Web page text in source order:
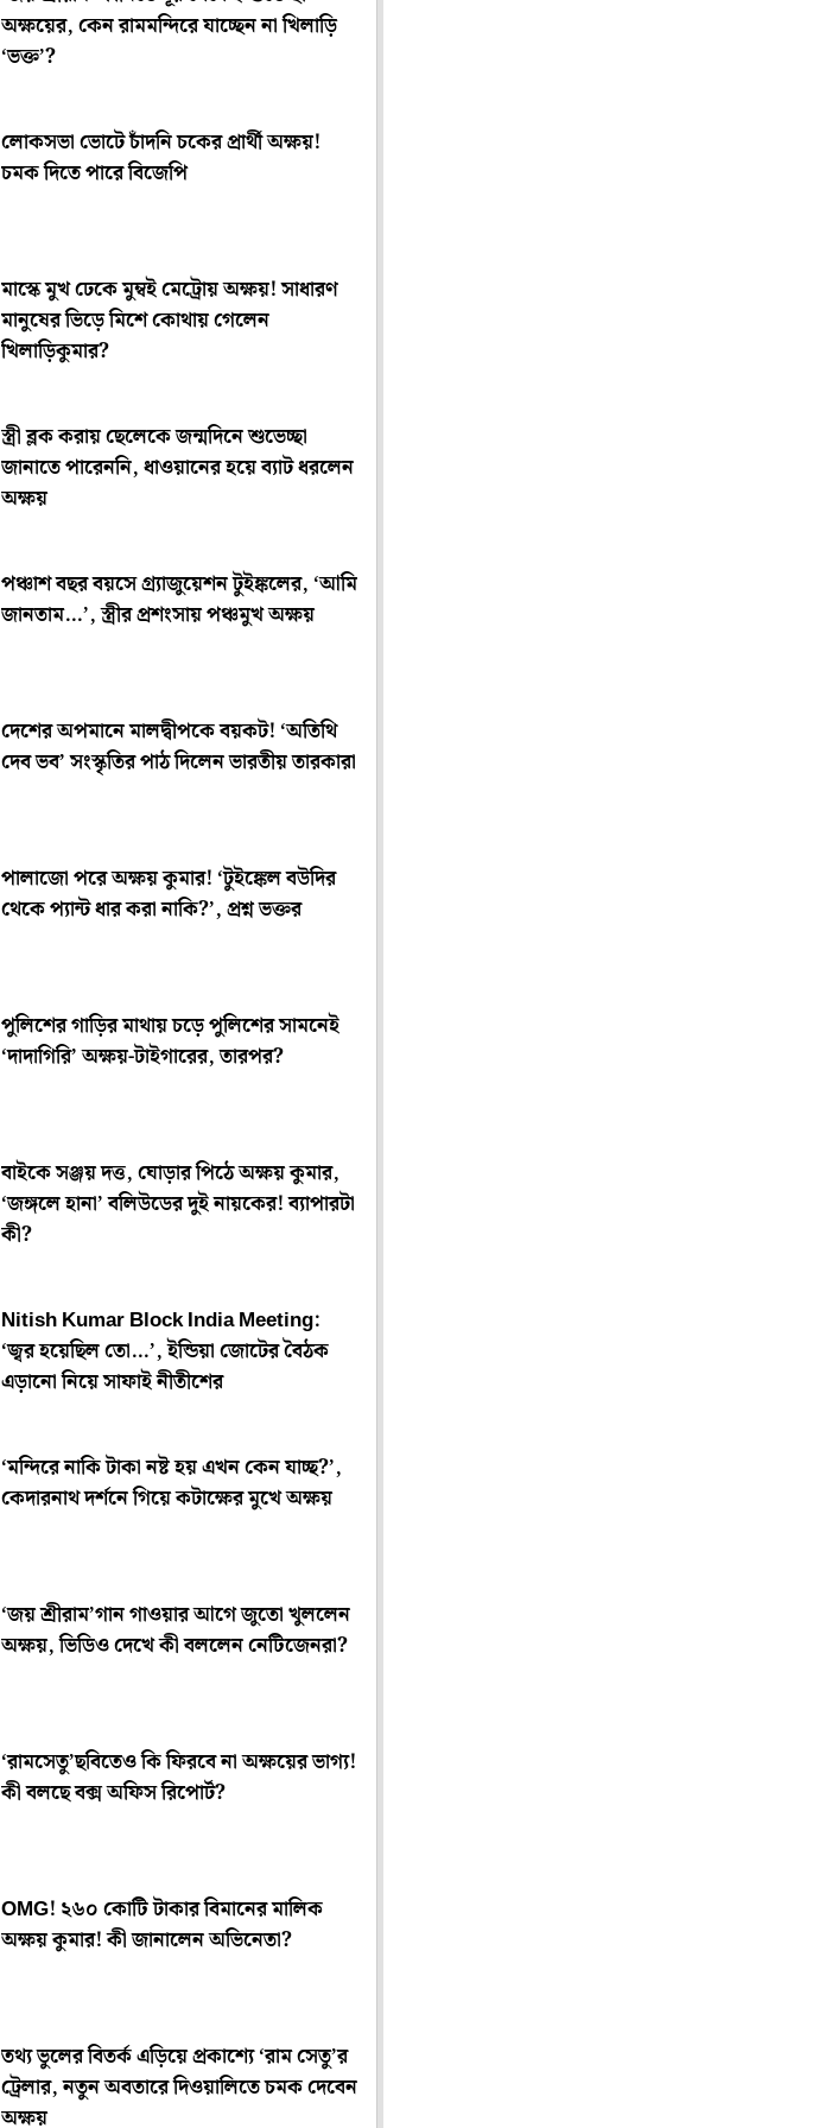
অক্ষয়ের, কেন রামমন্দিরে যাচ্ছেন না খিলাড়ি
‘ভক্ত’?
লোকসভা ভোটে চাঁদনি চকের প্রার্থী অক্ষয়!
চমক দিতে পারে বিজেপি
মাস্কে মুখ ঢেকে মুম্বই মেট্রোয় অক্ষয়! সাধারণ
মানুষের ভিড়ে মিশে কোথায় গেলেন
খিলাড়িকুমার?
স্ত্রী ব্লক করায় ছেলেকে জন্মদিনে শুভেচ্ছা
জানাতে পারেননি, ধাওয়ানের হয়ে ব্যাট ধরলেন
অক্ষয়
পঞ্চাশ বছর বয়সে গ্র্যাজুয়েশন টুইঙ্কলের, ‘আমি
জানতাম…’, স্ত্রীর প্রশংসায় পঞ্চমুখ অক্ষয়
দেশের অপমানে মালদ্বীপকে বয়কট! ‘অতিথি
দেব ভব’ সংস্কৃতির পাঠ দিলেন ভারতীয় তারকারা
পালাজো পরে অক্ষয় কুমার! ‘টুইঙ্কেল বউদির
থেকে প্যান্ট ধার করা নাকি?’, প্রশ্ন ভক্তর
পুলিশের গাড়ির মাথায় চড়ে পুলিশের সামনেই
‘দাদাগিরি’ অক্ষয়-টাইগারের, তারপর?
বাইকে সঞ্জয় দত্ত, ঘোড়ার পিঠে অক্ষয় কুমার,
‘জঙ্গলে হানা’ বলিউডের দুই নায়কের! ব্যাপারটা
কী?
Nitish Kumar Block India Meeting:
‘জ্বর হয়েছিল তো…’, ইন্ডিয়া জোটের বৈঠক
এড়ানো নিয়ে সাফাই নীতীশের
‘মন্দিরে নাকি টাকা নষ্ট হয় এখন কেন যাচ্ছ?’,
কেদারনাথ দর্শনে গিয়ে কটাক্ষের মুখে অক্ষয়
‘জয় শ্রীরাম’গান গাওয়ার আগে জুতো খুললেন
অক্ষয়, ভিডিও দেখে কী বললেন নেটিজেনরা?
‘রামসেতু’ছবিতেও কি ফিরবে না অক্ষয়ের ভাগ্য!
কী বলছে বক্স অফিস রিপোর্ট?
OMG! ২৬০ কোটি টাকার বিমানের মালিক
অক্ষয় কুমার! কী জানালেন অভিনেতা?
তথ্য ভুলের বিতর্ক এড়িয়ে প্রকাশ্যে ‘রাম সেতু’র
ট্রেলার, নতুন অবতারে দিওয়ালিতে চমক দেবেন
অক্ষয়